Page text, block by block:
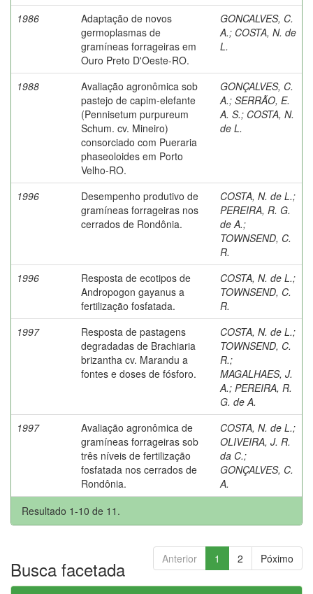
1986
Adaptação de novos
germoplasmas de
gramíneas forrageiras em
Ouro Preto D'Oeste-RO.
GONCALVES, C.
A.; COSTA, N. de
L.
1988
Avaliação agronômica sob
pastejo de capim-elefante
(Pennisetum purpureum
Schum. cv. Mineiro)
consorciado com Pueraria
phaseoloides em Porto
Velho-RO.
GONÇALVES, C.
A.; SERRÃO, E.
A. S.; COSTA, N.
de L.
1996
Desempenho produtivo de
gramíneas forrageiras nos
cerrados de Rondônia.
COSTA, N. de L.;
PEREIRA, R. G.
de A.;
TOWNSEND, C.
R.
1996
Resposta de ecotipos de
Andropogon gayanus a
fertilização fosfatada.
COSTA, N. de L.;
TOWNSEND, C.
R.
1997
Resposta de pastagens
degradadas de Brachiaria
brizantha cv. Marandu a
fontes e doses de fósforo.
COSTA, N. de L.;
TOWNSEND, C.
R.;
MAGALHAES, J.
A.; PEREIRA, R.
G. de A.
1997
Avaliação agronômica de
gramíneas forrageiras sob
três níveis de fertilização
fosfatada nos cerrados de
Rondônia.
COSTA, N. de L.;
OLIVEIRA, J. R.
da C.;
GONÇALVES, C.
A.
Resultado 1-10 de 11.
Anterior 1 2 Póximo
Busca facetada